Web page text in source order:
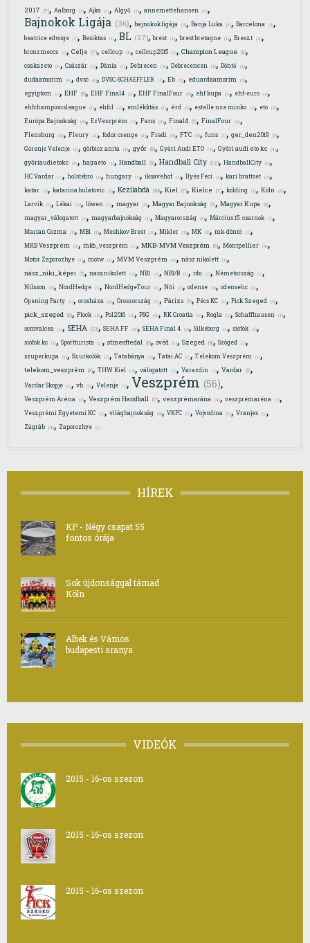
2017 (7), Aalborg (1), Ajka (1), Algyő (1), annemettehansen (2),
Bajnokok Ligája (36), bajnokokligája (3), Banja Luka (1), Barcelona (3),
beatrice edwige (1), Besiktas (1), BL (27),brest (1),brest bretagne (1), Breszt (2),
bronzmeccs (1), Celje (7), cellcup (1), cellcup2015 (1), Champion League (8),
csakazeto (1), Császár (1), Dánia (1), Debrecen (2), Debrecencen (1), Döntő (1),
dudaamorim (4), dvsc (1), DVSC-SCHAEFFLER (1), Eb (3), eduardaamorim (3),
egyiptom (1), EHF (6), EHF Final4 (2), EHF FinalFour (3), ehf kupa (1), ehf-euro (1),
ehfchampionsleague (1), ehfcl (2), emlékfitás (1), érd (3), estelle nze minko (1), eto (2),
Európa Bajnokság (4), EzVeszprém (1), Fans (4), Final4 (5), FinalFour (4),
Flensburg (2), Fleury (2), fodor csenge (1), Fradi (3), FTC (3), funs (1), ger_den2019 (3),
Gorenje Velenje (1), görbicz anita (1), győr (8), Győri Audi ETO (2), Győri audi eto kc (4),
győriaudietokc (4), hajraeto (1), Handball (8), Handball City (12), HandballCity (3),
HC Vardar (1), holstebro (1), hungary (1), iksavehof (1), Ilyés Feci (1), kari brattset (2),
katar (1), katarina bulatovic (1), Kézilabda (10), Kiel (7), Kielce (7), kolding (1), Köln (4),
Larvik (1), Lékai (2), löwen (1), magyar (3), Magyar Bajnokság (5), Magyar Kupa (6),
magyar_válogatott (1), magyarbajnokság (1), Magyarország (3), Március 15. csarnok (1),
Marian Cozma (1), MB1 (1), Meshkov Brest (2), Mikler (1), MK (3), mk-döntő (1),
MKB Veszprém (3), mkb_veszprém (1), MKB-MVM Veszprém (8), Montpellier (4),
Motor Zaporozhye (1), motw (1), MVM Veszprém (4), nász nikolett (1),
nász_niki_képei (5), nasznikolett (2), NB1 (2), NB1/B (1), nbi (1), Németország (1),
Nilsson (3), NordHedge (1), NordHedgeTour (1), Női (1), odense (1), odensehc (1),
Opening Party (1), orosháza (1), Oroszország (1), Párizs (5), Pécs KC (1), Pick Szeged (3),
pick_szeged (8), Plock (2), Pol2016 (2), PSG (4), RK Croatia (1), Rogla (1), Schaffhausen (1),
scmvalcea (1), SEHA (13), SEHA FF (2), SEHA Final 4 (3), Silkeborg (1), siófok (1),
siófok kc (1), Sportturista (1), stineoftedal (6), svéd (1), Szeged (6), Szöged (1),
szuperkupa (1), Szurkolók (2), Tatabánya (3), Tatai AC (1), Telekom Veszprém (1),
telekom_veszprém (6), THW Kiel (2), válogatott (2), Varazdin (1), Vardar (5),
Vardar Skopje (1), vb (3), Velenje (1), Veszprém (56),
Veszprém Aréna (3), Veszprém Handball (7), veszprémarána (4), veszprémaréna (1),
Veszprémi Egyetemi KC (2), világbajnokság (3), VKFC (1), Vojvodina (1), Vranjes (1),
Zágráb (4), Zaporozhye (1)
HÍREK
KP - Négy csapat 55
fontos órája
Sok újdonsággal támad
Köln
Albek és Vámos
budapesti aranya
VIDEÓK
2015 - 16-os szezon
2015 - 16-os szezon
2015 - 16-os szezon